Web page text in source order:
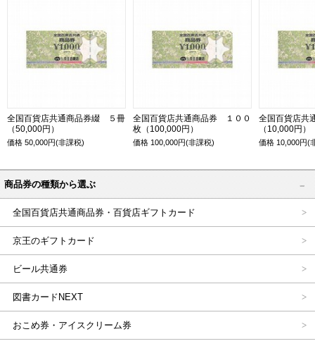
全国百貨店共通商品券綴 ５冊
（50,000円）
価格 50,000円(非課税)
全国百貨店共通商品券 １００
枚（100,000円）
価格 100,000円(非課税)
全国百貨店共
（10,000円）
価格 10,000円(
商品券の種類から選ぶ
全国百貨店共通商品券・百貨店ギフトカード
京王のギフトカード
ビール共通券
図書カードNEXT
おこめ券・アイスクリーム券